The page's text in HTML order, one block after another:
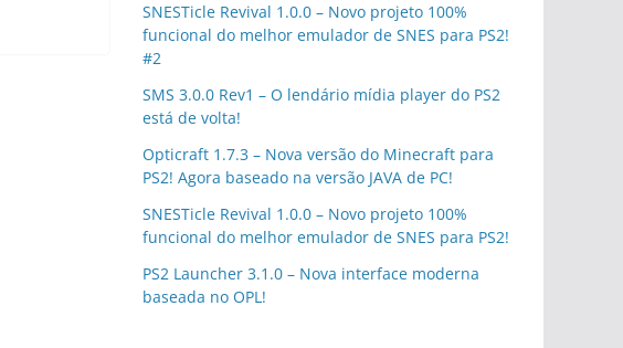
SNESTicle Revival 1.0.0 – Novo projeto 100%
funcional do melhor emulador de SNES para PS2!
#2
SMS 3.0.0 Rev1 – O lendário mídia player do PS2
está de volta!
Opticraft 1.7.3 – Nova versão do Minecraft para
PS2! Agora baseado na versão JAVA de PC!
SNESTicle Revival 1.0.0 – Novo projeto 100%
funcional do melhor emulador de SNES para PS2!
PS2 Launcher 3.1.0 – Nova interface moderna
baseada no OPL!